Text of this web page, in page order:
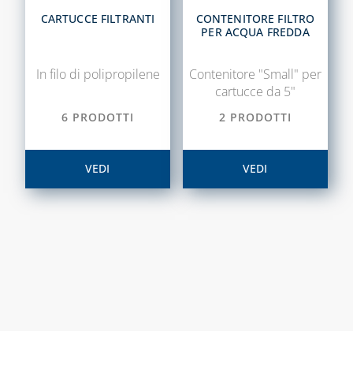
CARTUCCE FILTRANTI
In filo di polipropilene
6 PRODOTTI
VEDI
CONTENITORE FILTRO
PER ACQUA FREDDA
Contenitore "Small" per
cartucce da 5"
2 PRODOTTI
VEDI